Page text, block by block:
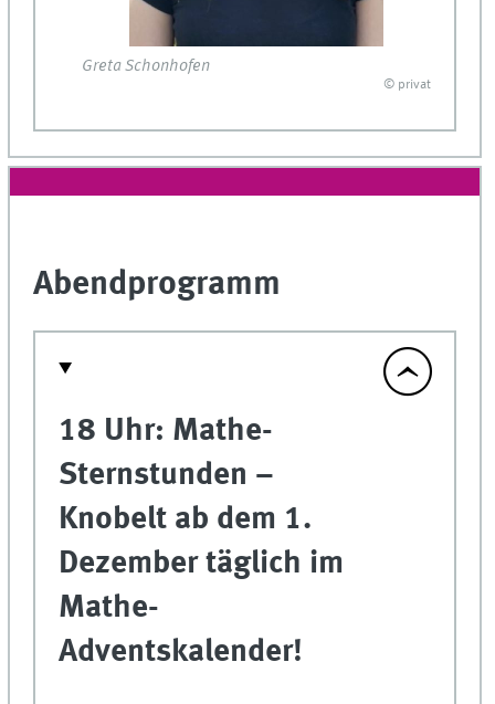
Greta Schonhofen
© privat
Abendprogramm
18 Uhr: Mathe-
Sternstunden –
Knobelt ab dem 1.
Dezember täglich im
Mathe-
Adventskalender!